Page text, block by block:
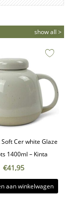
show all >
Cer white Glaze
1400ml – Kinta
€41,95
aan winkelwagen